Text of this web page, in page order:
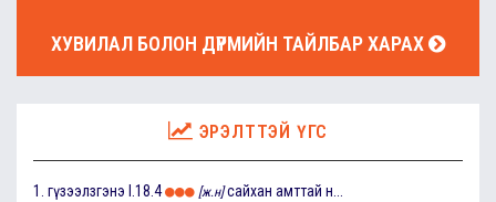
ХУВИЛАЛ БОЛОН ДҮРМИЙН ТАЙЛБАР ХАРАХ
ЭРЭЛТТЭЙ ҮГС
1. гүзээлзгэнэ I.18.4 [ж.н] сайхан амттай н...